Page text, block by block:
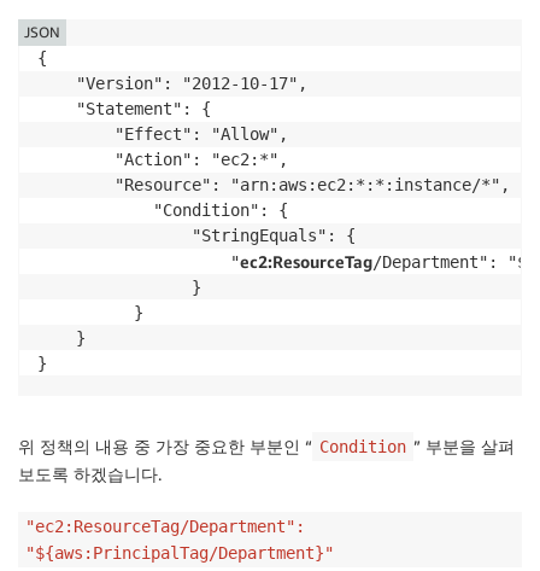
{
    "Version": "2012-10-17",
    "Statement": {
        "Effect": "Allow",
        "Action": "ec2:*",
        "Resource": "arn:aws:ec2:*:*:instance/*",
            "Condition": {
                "StringEquals": {
                    "
ec2:ResourceTag/Department": "${
                }
          }
    }
}
JSON
위 정책의 내용 중 가장 중요한 부분인 “ Condition ” 부분을 살펴
보도록 하겠습니다.
"ec2:ResourceTag/Department":
"${aws:PrincipalTag/Department}"